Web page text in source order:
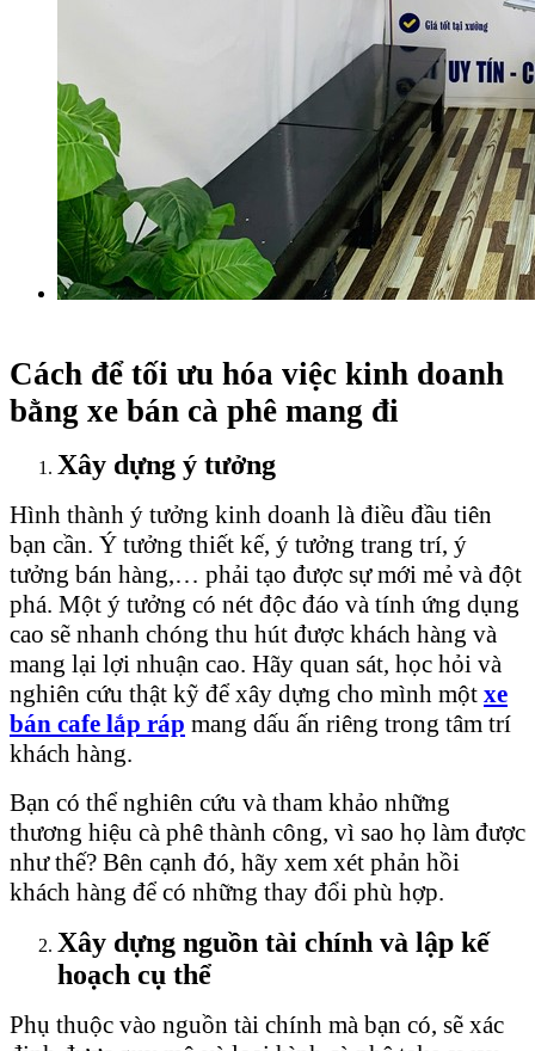
Cách để tối ưu hóa việc kinh doanh
bằng xe bán cà phê mang đi
Xây dựng ý tưởng
Hình thành ý tưởng kinh doanh là điều đầu tiên
bạn cần. Ý tưởng thiết kế, ý tưởng trang trí, ý
tưởng bán hàng,… phải tạo được sự mới mẻ và đột
phá. Một ý tưởng có nét độc đáo và tính ứng dụng
cao sẽ nhanh chóng thu hút được khách hàng và
mang lại lợi nhuận cao. Hãy quan sát, học hỏi và
nghiên cứu thật kỹ để xây dựng cho mình một xe
bán cafe lắp ráp mang dấu ấn riêng trong tâm trí
khách hàng.
Bạn có thể nghiên cứu và tham khảo những
thương hiệu cà phê thành công, vì sao họ làm được
như thế? Bên cạnh đó, hãy xem xét phản hồi
khách hàng để có những thay đổi phù hợp.
Xây dựng nguồn tài chính và lập kế
hoạch cụ thể
Phụ thuộc vào nguồn tài chính mà bạn có, sẽ xác